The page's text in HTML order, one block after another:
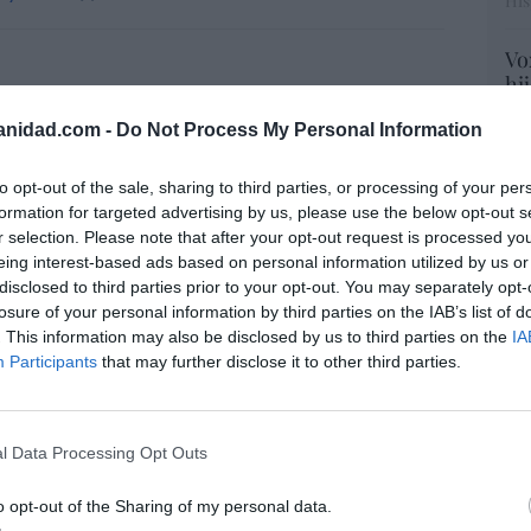
- Do Not Process My Personal Information
opt-out of the sale, sharing to third parties, or processing of your
for targeted advertising by us, please use the below opt-out
selection. Please note that after your opt-out request is processed
interest-based ads based on personal information utilized by us
to third parties prior to your opt-out. You may separately
of your personal information by third parties on the IAB’s list of
This information may also be disclosed by us to third parties on the
Participants that may further disclose it to other third parties.
Data Processing Opt Outs
opt-out of the Sharing of my personal data.
este artículo?
newsletter y recibe cada dia
destacado de Hispanidad
legales